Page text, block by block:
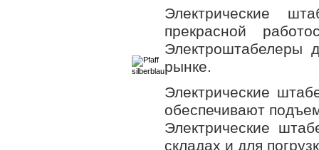
Электрические
прекрасной
Электроштабелеры
рынке.
Электрические
обеспечивают
Электрические
складах и для